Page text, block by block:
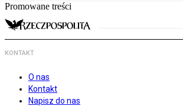
Promowane treści
KONTAKT
O nas
Kontakt
Napisz do nas